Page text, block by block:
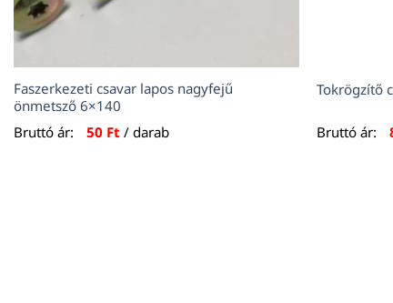
Faszerkezeti csavar lapos nagyfejű
önmetsző 6×140
Bruttó ár:
50 Ft / darab
Tokrögzítő
Bruttó ár: